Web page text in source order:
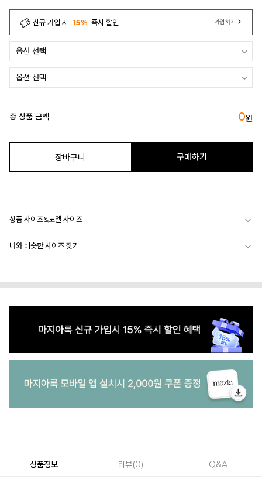
신규 가입 시 15% 즉시 할인 가입하기
총 상품 금액 0원
장바구니 구매하기
상품 사이즈&모델 사이즈
나와 비슷한 사이즈 찾기
상품정보 리뷰 0 Q&A